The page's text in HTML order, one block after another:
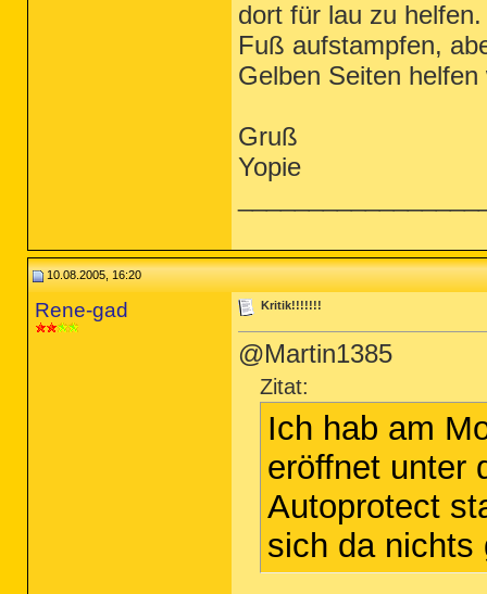
dort für lau zu
Fuß aufstampfen,
Gelben Seiten helfen
Gruß
Yopie
10.08.2005, 16:20
Rene-gad Kritik!!!!!!!
@Martin1385
Zitat:
Ich hab am
eröffnet unter
Autoprotect
sich da nichts